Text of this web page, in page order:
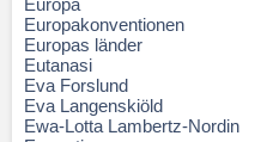
Europa
Europakonventionen
Europas länder
Eutanasi
Eva Forslund
Eva Langenskiöld
Ewa-Lotta Lambertz-Nordin